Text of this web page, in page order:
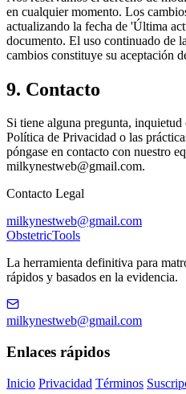
en cualquier momento. Los
actualizando la fecha de 'Última
documento. El uso continuado de
cambios constituye su aceptación
9. Contacto
Si tiene alguna pregunta,
Política de Privacidad o las
póngase en contacto con nuestro
milkynestweb@gmail.com.
Contacto Legal
milkynestweb@gmail.com
ObstetricTools
La herramienta definitiva para
rápidos y basados en la evidencia.
milkynestweb@gmail.com
Enlaces rápidos
Inicio Privacidad Términos